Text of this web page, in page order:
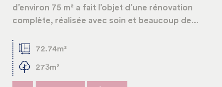
d’environ 75 m² a fait l’objet d’une rénovation
complète, réalisée avec soin et beaucoup de...
72.74m²
273m²